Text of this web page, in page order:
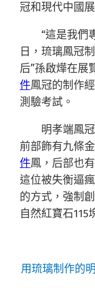
冠和現代中國
“這是我們
日，琉璃鳳冠
后”孫啟燁在展
件鳳冠的制作
測驗考試。
明孝端鳳
前部飾有九條
件鳳，后部也
這位被失衡逼
的方式，強制
自然紅寶石115
用琉璃制作的